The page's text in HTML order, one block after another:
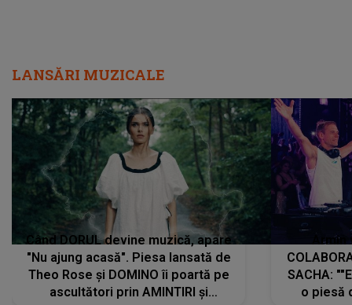
LANSĂRI MUZICALE
Când DORUL devine muzică, apare
"Nu ajung acasă". Piesa lansată de
Theo Rose și DOMINO îi poartă pe
ascultători prin AMINTIRI și
SACHA:
o piesă